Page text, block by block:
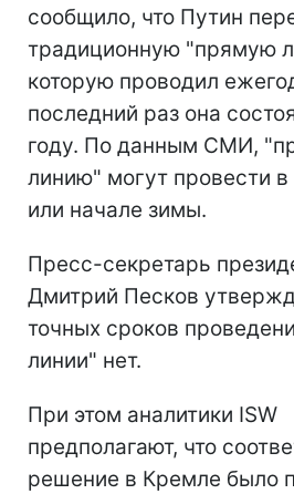
сообщило, что Путин
традиционную "прямую
которую проводил
последний раз она
году. По данным СМИ,
линию" могут провести в
или начале зимы.
Пресс-секретарь
Дмитрий Песков
точных сроков
линии" нет.
При этом аналитики ISW
предполагают, что
решение в Кремле было